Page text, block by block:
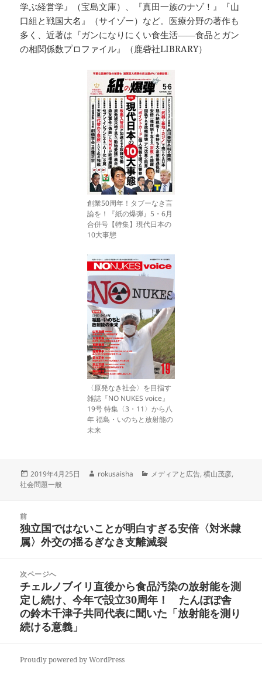
学ぶ経営学』（宝島文庫）、『真田一族のナゾ！』『山
口組と戦国大名』（サイゾー）など。医療分野の著作も
多く、近著は『ガンになりにくい食生活――食品とガン
の相関係数プロファイル』（鹿砦社LIBRARY）
創業50周年！タブーなき言
論を！『紙の爆弾』5・6月
合併号【特集】現代日本の
10大事態
〈原発なき社会〉を目指す
雑誌『NO NUKES voice』
19号 特集〈3・11〉から八
年 福島・いのちと放射能の
未来
投
稿
2019年4月25日
作
rokusaisha
カ
メディアと広告,横山茂彦,
社会問題一般
前
前
の
稿:
独立国ではないことが明白すぎる安倍〈対米隷
属〉外交の揺るぎなき支離滅裂
次ページへ
次
の
投
稿:
チェルノブイリ直後から食品汚染の放射能を測
定し続け、今年で設立30周年！ たんぽぽ舎
の鈴木千津子共同代表に聞いた「放射能を測り
続ける意義」
Proudly powered by WordPress